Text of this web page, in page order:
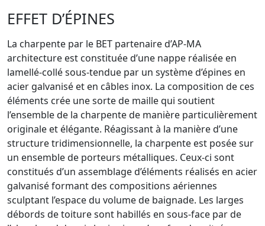
EFFET D’ÉPINES
La charpente par le BET partenaire d’AP-MA
architecture est constituée d’une nappe réalisée en
lamellé-collé sous-tendue par un système d’épines en
acier galvanisé et en câbles inox. La composition de ces
éléments crée une sorte de maille qui soutient
l’ensemble de la charpente de manière particulièrement
originale et élégante. Réagissant à la manière d’une
structure tridimensionnelle, la charpente est posée sur
un ensemble de porteurs métalliques. Ceux-ci sont
constitués d’un assemblage d’éléments réalisés en acier
galvanisé formant des compositions aériennes
sculptant l’espace du volume de baignade. Les larges
débords de toiture sont habillés en sous-face par de